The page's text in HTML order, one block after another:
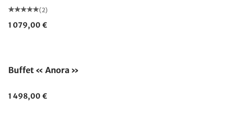
(2)
1 079,00 €
Buffet « Anora »
1 498,00 €